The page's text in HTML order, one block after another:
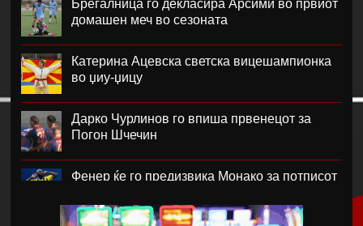
Брегалница го декласира Арсими во првиот
домашен меч во сезоната
Катерина Ацевска светска вицешампионка
во џиу-џицу
Дарко Чурлинов го впиша првенецот за
Погон Шчечин
Фенер ќе го предизвика Монако за потписот